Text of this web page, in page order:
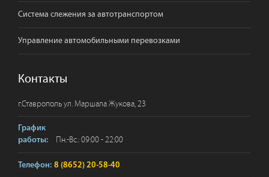
Система слежения за автотранспортом
Управление автомобильными перевозками
Контакты
г.Ставропольул. Маршала Жукова, 23
График
работы:
Пн.-Вс.: 09:00 - 22:00
Телефон: 8 (8652) 20-58-40